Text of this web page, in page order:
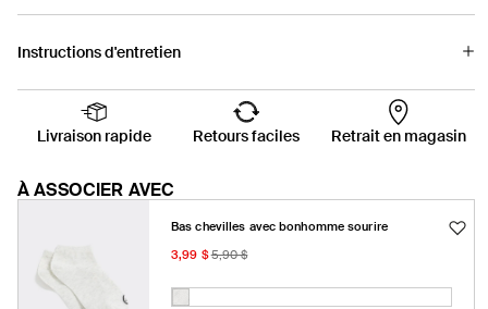
Instructions d'entretien
Livraison rapide Retours faciles Retrait en magasin
À ASSOCIER AVEC
Bas chevilles avec bonhomme sourire
Prix
3,99 $
Prix 5,90 $
Couleur: